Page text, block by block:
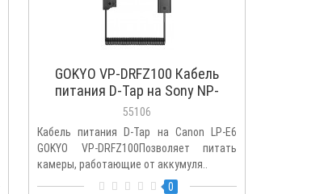
GOKYO VP-DRFZ100 Кабель
питания D-Tap на Sony NP-
FZ100
55106
Кабель питания D-Tap на Canon LP-E6
GOKYO VP-DRFZ100Позволяет питать
камеры, работающие от аккумуля..
0